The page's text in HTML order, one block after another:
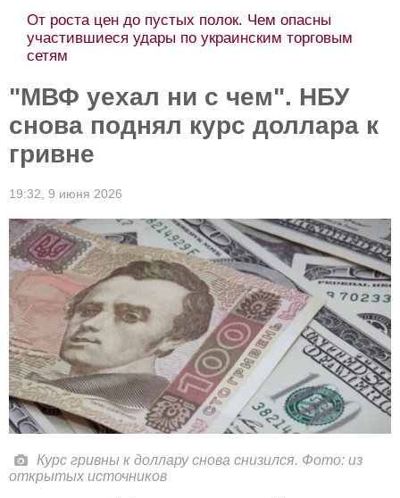
От роста цен до пустых полок. Чем опасны
участившиеся удары по украинским торговым
сетям
"МВФ уехал ни с чем". НБУ
снова поднял курс доллара к
гривне
19:32, 9 июня 2026
Курс гривны к доллару снова снизился. Фото: из
открытых источников